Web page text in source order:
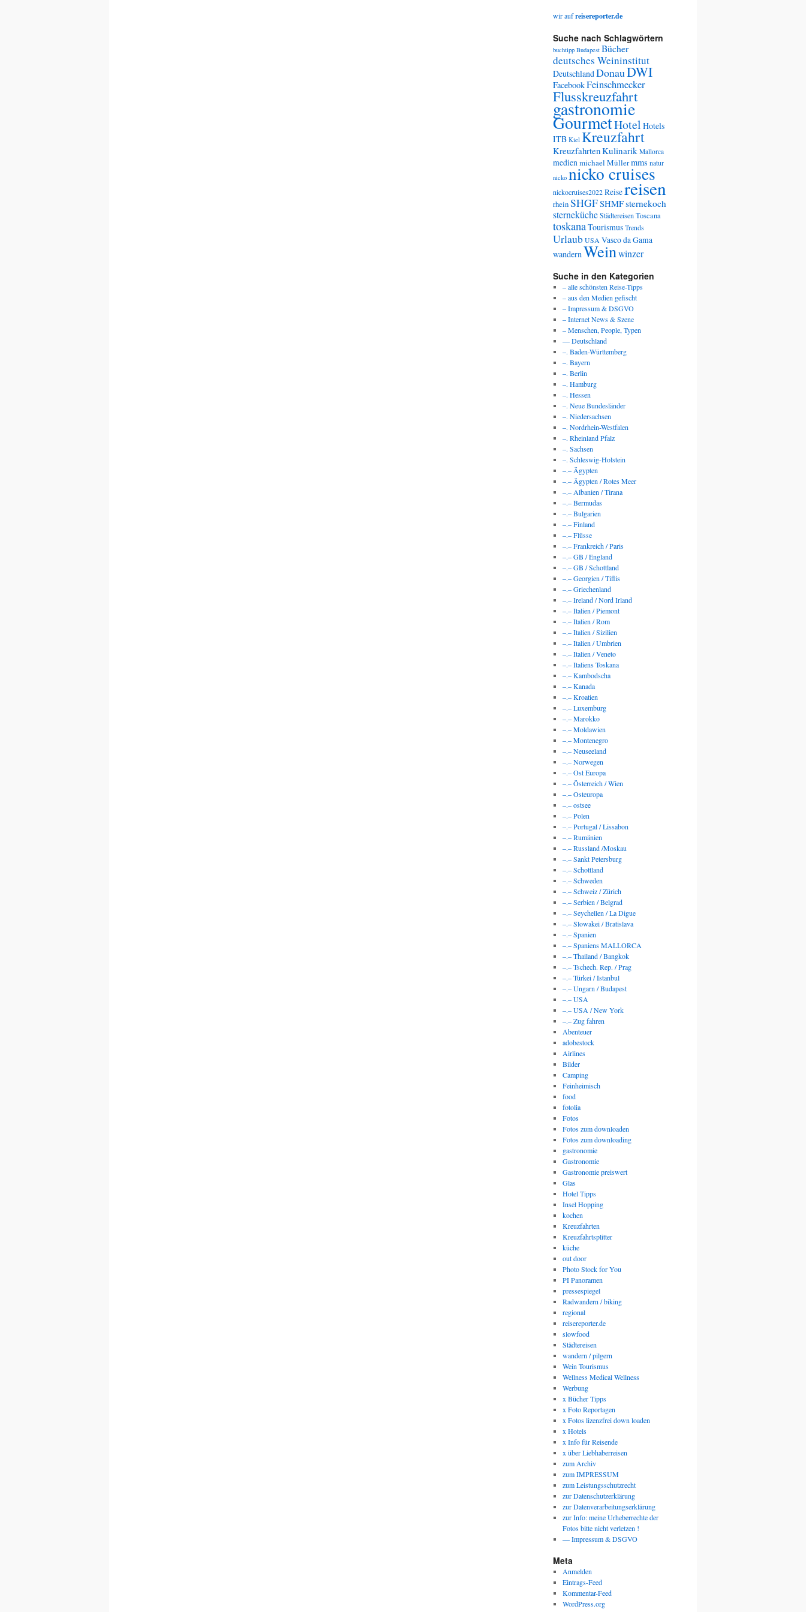
wir aufreisereporter.de
Suche nach Schlagwörtern
buchtipp Budapest Bücher
deutsches Weininstitut
DeutschlandDonauDWI
FacebookFeinschmecker
Flusskreuzfahrt
gastronomie
GourmetHotel Hotels
ITB Kiel Kreuzfahrt
KreuzfahrtenKulinarik Mallorca
medienmichael Müllermms natur
nicko nicko cruises
nickocruises2022Reisereisen
rheinSHGFSHMFsternekoch
sternekücheStädtereisenToscana
toskanaTourismus Trends
Urlaub USA Vasco da Gama
wandernWeinwinzer
Suche in den Kategorien
– alle schönsten Reise-Tipps
– aus den Medien gefischt
– Impressum & DSGVO
– Internet News & Szene
– Menschen, People, Typen
— Deutschland
–. Baden-Württemberg
–. Bayern
–. Berlin
–. Hamburg
–. Hessen
–. Neue Bundesländer
–. Niedersachsen
–. Nordrhein-Westfalen
–. Rheinland Pfalz
–. Sachsen
–. Schleswig-Holstein
–.– Ägypten
–.– Ägypten / Rotes Meer
–.– Albanien / Tirana
–.– Bermudas
–.– Bulgarien
–.– Finland
–.– Flüsse
–.– Frankreich / Paris
–.– GB / England
–.– GB / Schottland
–.– Georgien / Tiflis
–.– Griechenland
–.– Ireland / Nord Irland
–.– Italien / Piemont
–.– Italien / Rom
–.– Italien / Sizilien
–.– Italien / Umbrien
–.– Italien / Veneto
–.– Italiens Toskana
–.– Kambodscha
–.– Kanada
–.– Kroatien
–.– Luxemburg
–.– Marokko
–.– Moldawien
–.– Montenegro
–.– Neuseeland
–.– Norwegen
–.– Ost Europa
–.– Österreich / Wien
–.– Osteuropa
–.– ostsee
–.– Polen
–.– Portugal / Lissabon
–.– Rumänien
–.– Russland /Moskau
–.– Sankt Petersburg
–.– Schottland
–.– Schweden
–.– Schweiz / Zürich
–.– Serbien / Belgrad
–.– Seychellen / La Digue
–.– Slowakei / Bratislava
–.– Spanien
–.– Spaniens MALLORCA
–.– Thailand / Bangkok
–.– Tschech. Rep. / Prag
–.– Türkei / Istanbul
–.– Ungarn / Budapest
–.– USA
–.– USA / New York
–.– Zug fahren
Abenteuer
adobestock
Airlines
Bilder
Camping
Feinheimisch
food
fotolia
Fotos
Fotos zum downloaden
Fotos zum downloading
gastronomie
Gastronomie
Gastronomie preiswert
Glas
Hotel Tipps
Insel Hopping
kochen
Kreuzfahrten
Kreuzfahrtsplitter
küche
out door
Photo Stock for You
PI Panoramen
pressespiegel
Radwandern / biking
regional
reisereporter.de
slowfood
Städtereisen
wandern / pilgern
Wein Tourismus
Wellness Medical Wellness
Werbung
x Bücher Tipps
x Foto Reportagen
x Fotos lizenzfrei down loaden
x Hotels
x Info für Reisende
x über Liebhaberreisen
zum Archiv
zum IMPRESSUM
zum Leistungsschutzrecht
zur Datenschutzerklärung
zur Datenverarbeitungserklärung
zur Info: meine Urheberrechte der
Fotos bitte nicht verletzen !
— Impressum & DSGVO
Meta
Anmelden
Eintrags-Feed
Kommentar-Feed
WordPress.org